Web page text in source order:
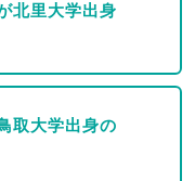
北里大学出身
取大学出身の